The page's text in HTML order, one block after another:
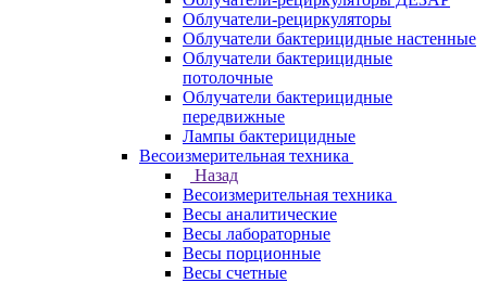
Облучатели-рециркуляторы
Облучатели бактерицидные настенные
Облучатели бактерицидные
потолочные
Облучатели бактерицидные
передвижные
Лампы бактерицидные
Весоизмерительная техника
Назад
Весоизмерительная техника
Весы аналитические
Весы лабораторные
Весы порционные
Весы счетные